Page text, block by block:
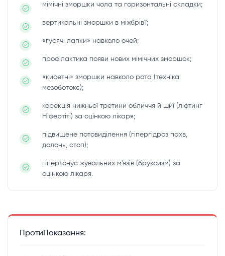
мімічні зморшки чола та горизонтальні складки;
вертикальні зморшки в міжбрів'ї;
«гусячі лапки» навколо очей;
профілактика появи нових мімічних зморшок;
«кисетні» зморшки навколо рота (техніка
мезоботокс);
корекція нижньої третини обличчя й шиї (ліфтинг
Ніфертіті) за оцінкою лікаря;
підвищене потовиділення (гіпергідроз пахв,
долонь, стоп);
гіпертонус жувальних м'язів (бруксизм) за
оцінкою лікаря.
ПротиПоказання: